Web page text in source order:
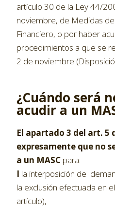
artículo 30 de la Ley 44/
noviembre, de Medidas
Financiero, o por haber
procedimientos a que se
2 de noviembre
¿Cuándo será
acudir a un
El apartado 3 del art. 5
expresamente que no
a un MASCpara:
I la interposición de
la exclusión efectuada en
artículo),